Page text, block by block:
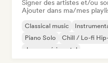
Signer des artistes et/ou
Ajouter dans ma/mes
Classical music
Piano Solo
Chill / Lo-fi
Jazz expérimental